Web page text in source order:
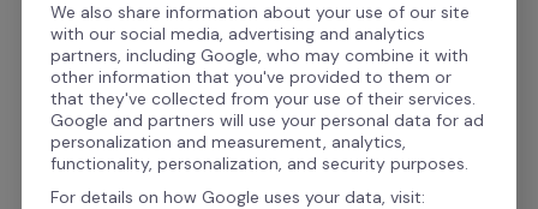
HR Pills
Optimiza tus procesos de
selección en modalidad
remota
We also share information about your use of our site
with our social media, advertising and analytics
partners, including Google, who may combine it with
other information that you've provided to them or
that they've collected from your use of their services.
Google and partners will use your personal data for ad
personalization and measurement, analytics,
functionality, personalization, and security purposes.
For details on how Google uses your data, visit: